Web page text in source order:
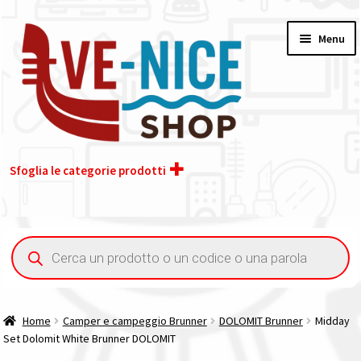
alla
navigazione
contenuto
Menu
Sfoglia le categorie prodotti
Acquisto iva 4% (agevolata)
Contatti
Ricerca
prodotti
Home Camper e campeggio Brunner DOLOMIT Brunner
Midday
Set Dolomit White Brunner DOLOMIT